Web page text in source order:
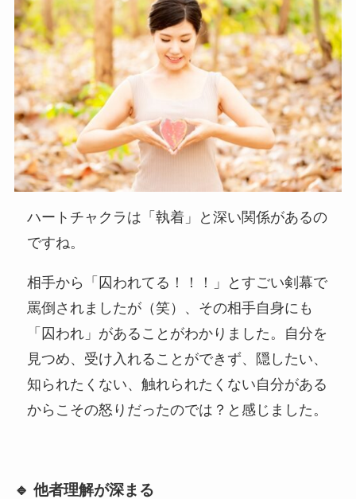
ハートチャクラは「執着」と深い関係があるの
ですね。
相手から「囚われてる！！！」とすごい剣幕で
罵倒されましたが（笑）、その相手自身にも
「囚われ」があることがわかりました。自分を
見つめ、受け入れることができず、隠したい、
知られたくない、触れられたくない自分がある
からこその怒りだったのでは？と感じました。
🔹 他者理解が深まる